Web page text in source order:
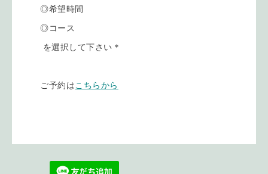
◎希望時間
◎コース
を選択して下さい＊
ご予約はこちらから